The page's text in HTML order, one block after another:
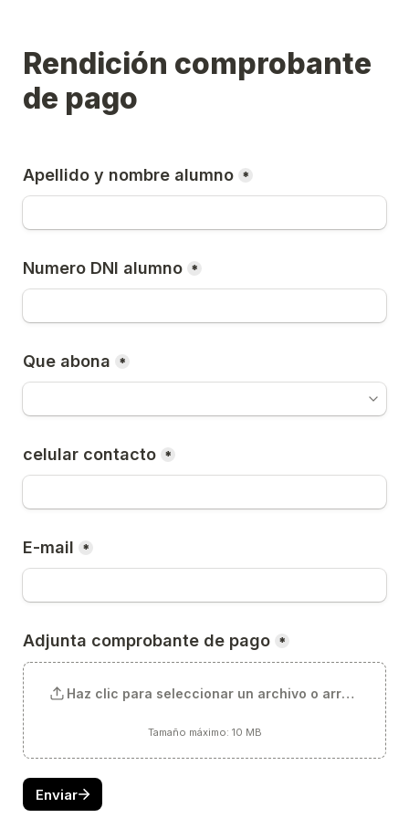
Rendición comprobante
de pago
Apellido y nombre alumno *
Numero DNI alumno *
Que abona *
celular contacto *
E-mail *
Adjunta comprobante de pago *
Haz clic para seleccionar un archivo o arrástralo
Tamaño máximo: 10 MB
Enviar